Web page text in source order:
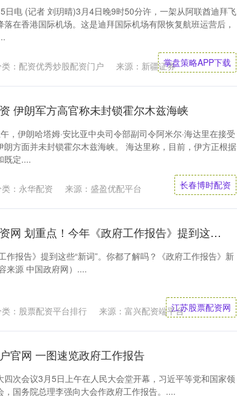
日电 (记者 刘玥晴)3月4日晚9时50分许，一架从阿联酋迪拜飞
落在香港国际机场。这是迪拜国际机场有限恢复航班运营后，
来源：新疆证券
： 配资优秀炒股配资门户 掌盘策略APP下载
伊朗军方高官称未封锁霍尔木兹海峡
，伊朗哈塔姆·安比亚中央司令部副司令阿米尔·海达里在接受
朗方面并未封锁霍尔木兹海峡。 海达里称，目前，伊方正根据
既定....
来源：盛盈优配平台
： 永华配资 长春博时配资
江苏股票配资网 划重点！今年《政府工作报告》提到这些新词
作报告》提到这些“新词”。你都了解吗？《政府工作报告》新
来源 中国政府网）....
来源：富兴配资端平台
： 股票配资平台排行 江苏股票配资网
官网 一图速览政府工作报告
四次会议3月5日上午在人民大会堂开幕，习近平等党和国家领
，国务院总理李强向大会作政府工作报告。....